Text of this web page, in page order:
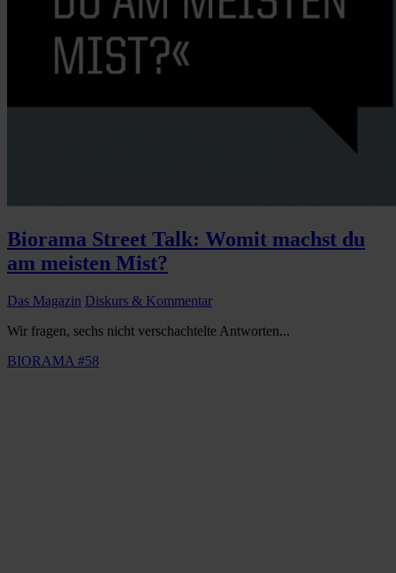
Biorama Street Talk: Womit machst du
am meisten Mist?
Das Magazin Diskurs & Kommentar
Wir fragen, sechs nicht verschachtelte Antworten...
BIORAMA #58